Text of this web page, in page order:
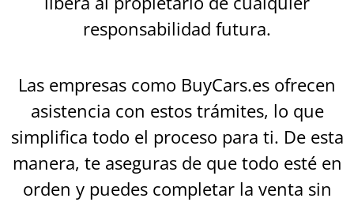
responsabilidad futura.
Las empresas como BuyCars.es ofrecen
asistencia con estos trámites, lo que
simplifica todo el proceso para ti. De esta
manera, te aseguras de que todo esté en
orden y puedes completar la venta sin